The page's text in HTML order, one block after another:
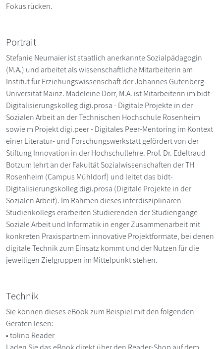
Fokus rücken.
Portrait
Stefanie Neumaier ist staatlich anerkannte Sozialpädagogin
(M.A.) und arbeitet als wissenschaftliche Mitarbeiterin am
Institut für Erziehungswissenschaft der Johannes Gutenberg-
Universität Mainz. Madeleine Dörr, M.A. ist Mitarbeiterin im bidt-
Digitalisierungskolleg digi.prosa - Digitale Projekte in der
Sozialen Arbeit an der Technischen Hochschule Rosenheim
sowie m Projekt digi.peer - Digitales Peer-Mentoring im Kontext
einer Literatur- und Forschungswerkstatt gefördert von der
Stiftung Innovation in der Hochschullehre. Prof. Dr. Edeltraud
Botzum lehrt an der Fakultät Sozialwissenschaften der TH
Rosenheim (Campus Mühldorf) und leitet das bidt-
Digitalisierungskolleg digi.prosa (Digitale Projekte in der
Sozialen Arbeit). Im Rahmen dieses interdisziplinären
Studienkollegs erarbeiten Studierenden der Studiengänge
Soziale Arbeit und Informatik in enger Zusammenarbeit mit
konkreten Praxispartnern innovative Projektformate, bei denen
digitale Technik zum Einsatz kommt und der Nutzen für die
jeweiligen Zielgruppen im Mittelpunkt stehen.
Technik
Sie können dieses eBook zum Beispiel mit den folgenden
Geräten lesen:
• tolino Reader